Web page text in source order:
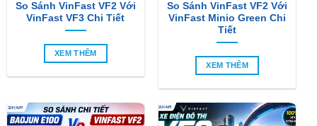
So Sánh VinFast VF2 Với
VinFast VF3 Chi Tiết
XEM THÊM
So Sánh VinFast VF2 Với
VinFast Minio Green Chi
Tiết
XEM THÊM